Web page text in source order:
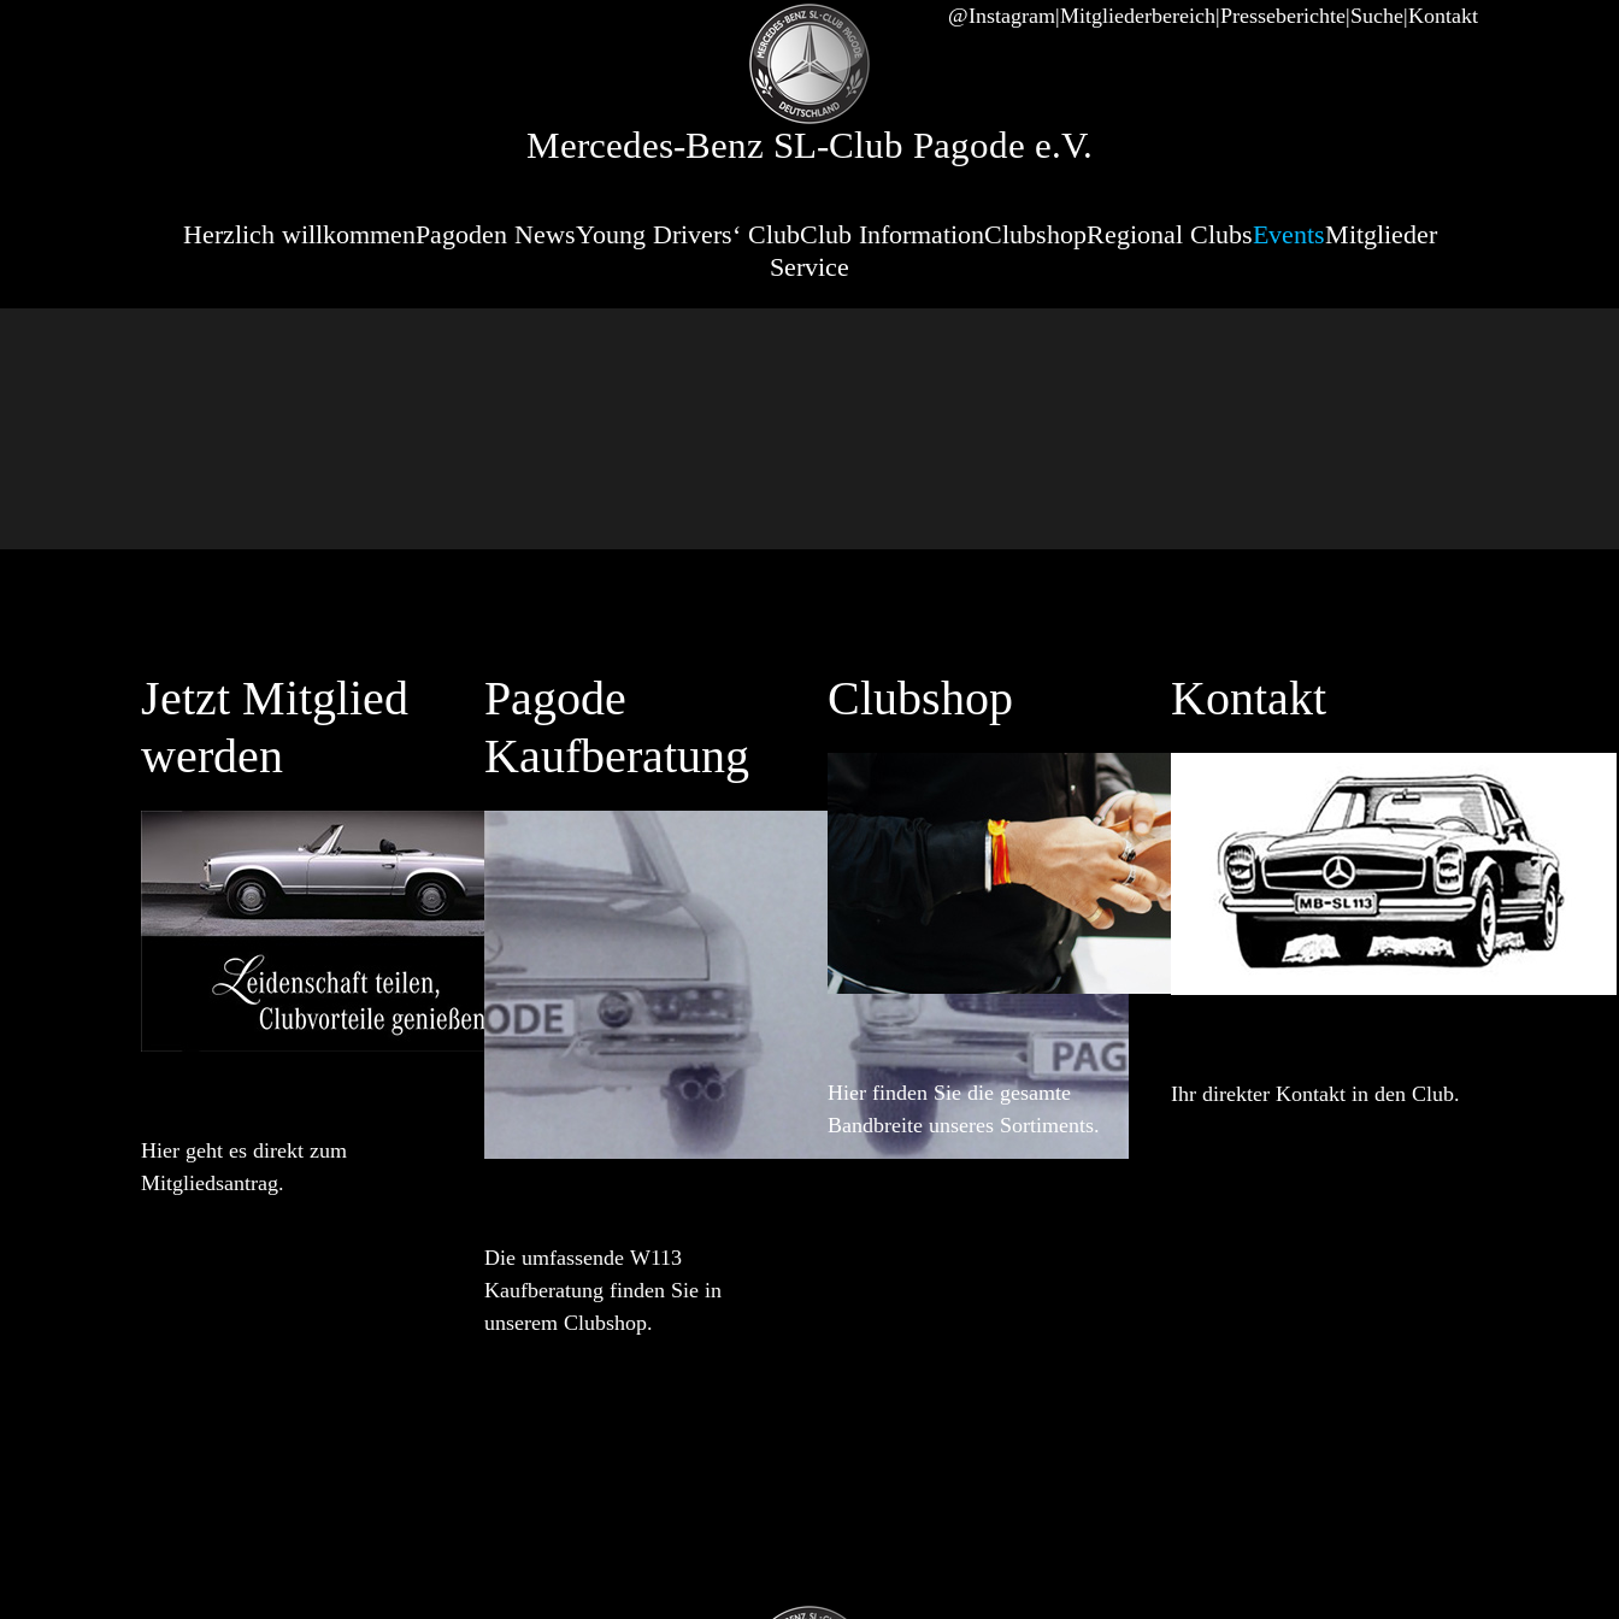
@Instagram Mitgliederbereich Presseberichte Suche Kontakt
Mercedes-Benz SL-Club Pagode e.V.
Herzlich willkommenPagoden NewsYoung Drivers‘ ClubClub InformationClubshopRegional ClubsEventsMitglieder
Service
Jetzt Mitglied
werden
Hier geht es direkt zum
Mitgliedsantrag.
Pagode
Kaufberatung
Die umfassende W113
Kaufberatung finden Sie in
unserem Clubshop.
Clubshop
Hier finden Sie die gesamte
Bandbreite unseres Sortiments.
Kontakt
Ihr direkter Kontakt in den Club.